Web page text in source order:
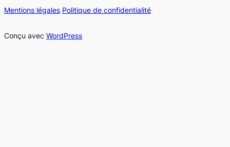
Mentions légales Politique de confidentialité
Conçu avec WordPress